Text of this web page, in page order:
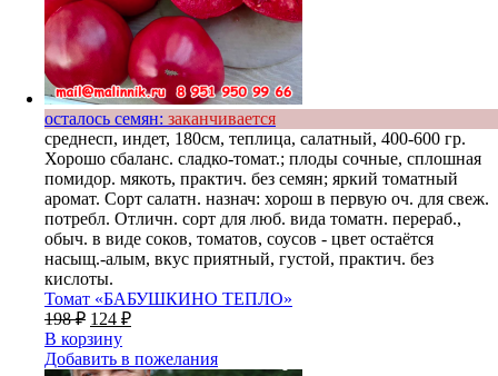
осталось семян: заканчивается
среднесп, индет, 180см, теплица, салатный, 400-600 гр.
Хорошо сбаланс. сладко-томат.; плоды сочные, сплошная
помидор. мякоть, практич. без семян; яркий томатный
аромат. Сорт салатн. назнач: хорош в первую оч. для свеж.
потребл. Отличн. сорт для люб. вида томатн. перераб.,
обыч. в виде соков, томатов, соусов - цвет остаётся
насыщ.-алым, вкус приятный, густой, практич. без
кислоты.
Томат «БАБУШКИНО ТЕПЛО»
198₽ 124 ₽
В корзину
Добавить в пожелания